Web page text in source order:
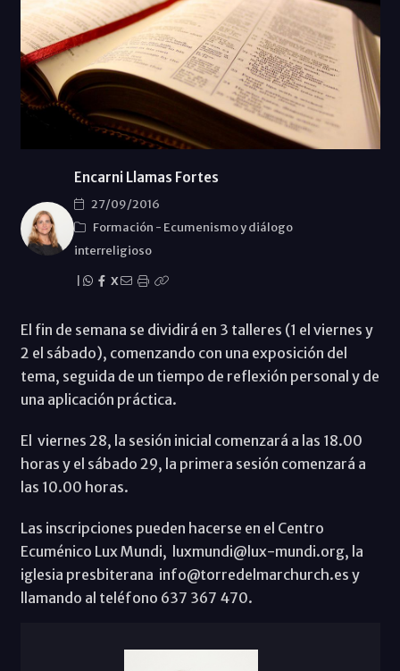
Encarni Llamas Fortes
27/09/2016
Formación - Ecumenismo y diálogo
interreligioso
X
El fin de semana se dividirá en 3 talleres (1 el viernes y
2 el sábado), comenzando con una exposición del
tema, seguida de un tiempo de reflexión personal y de
una aplicación práctica.
El viernes 28, la sesión inicial comenzará a las 18.00
horas y el sábado 29, la primera sesión comenzará a
las 10.00 horas.
Las inscripciones pueden hacerse en el Centro
Ecuménico Lux Mundi, luxmundi@lux-mundi.org, la
iglesia presbiterana info@torredelmarchurch.es y
llamando al teléfono 637 367 470.